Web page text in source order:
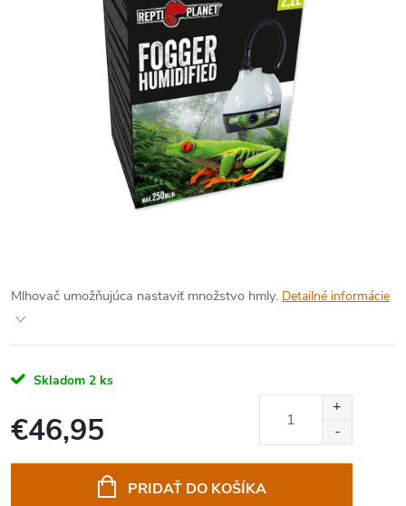
Mlhovač umožňujúca nastaviť množstvo hmly. Detailné informácie
Skladom 2 ks
€46,95
PRIDAŤ DO KOŠÍKA